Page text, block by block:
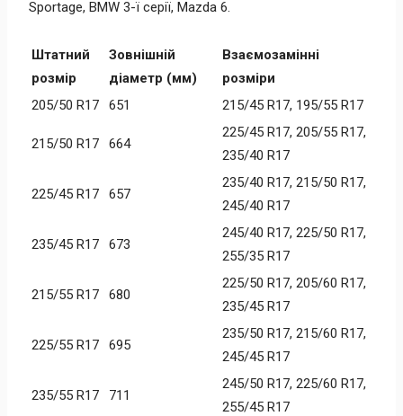
Sportage, BMW 3-ї серії, Mazda 6.
Штатний
розмір
Зовнішній
діаметр (мм)
Взаємозамінні
розміри
205/50 R17
651 215/45 R17, 195/55 R17
215/50 R17 664
225/45 R17, 205/55 R17,
235/40 R17
225/45 R17 657
235/40 R17, 215/50 R17,
245/40 R17
235/45 R17 673
245/40 R17, 225/50 R17,
255/35 R17
215/55 R17 680
225/50 R17, 205/60 R17,
235/45 R17
225/55 R17 695
235/50 R17, 215/60 R17,
245/45 R17
235/55 R17 711
245/50 R17, 225/60 R17,
255/45 R17